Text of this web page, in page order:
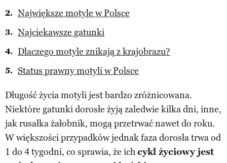
Największe motyle w Polsce
Najciekawsze gatunki
Dlaczego motyle znikają z krajobrazu?
Status prawny motyli w Polsce
Długość życia motyli jest bardzo zróżnicowana.
Niektóre gatunki dorosłe żyją zaledwie kilka dni, inne,
jak rusałka żałobnik, mogą przetrwać nawet do roku.
W większości przypadków jednak faza dorosła trwa od
1 do 4 tygodni, co sprawia, że ichcykl życiowy jest